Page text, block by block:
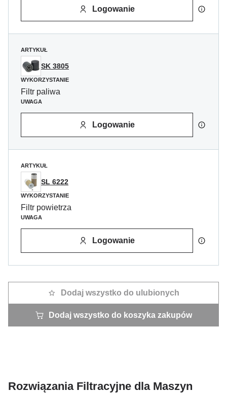
Logowanie
ARTYKUŁ
SK 3805
WYKORZYSTANIE
Filtr paliwa
UWAGA
Logowanie
ARTYKUŁ
SL 6222
WYKORZYSTANIE
Filtr powietrza
UWAGA
Logowanie
Dodaj wszystko do ulubionych
Dodaj wszystko do koszyka zakupów
Rozwiązania Filtracyjne dla Maszyn